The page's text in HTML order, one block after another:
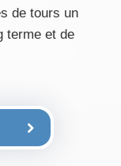
de tours un
terme et de